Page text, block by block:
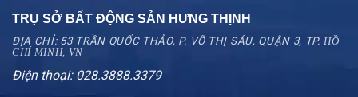
TRỤ SỞ BẤT ĐỘNG SẢN HƯNG THỊNH
ĐỊA CHỈ: 53 TRẦN QUỐC THẢO, P. VÕ THỊ SÁU, QUẬN 3, TP.HỒ
CHÍ MINH, VN
Điện thoại: 028.3888.3379